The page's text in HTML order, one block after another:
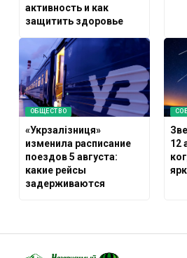
активность и как
защитить здоровье
ОБЩЕСТВО
«Укрзалізниця»
изменила расписание
поездов 5 августа:
какие рейсы
задерживаются
12